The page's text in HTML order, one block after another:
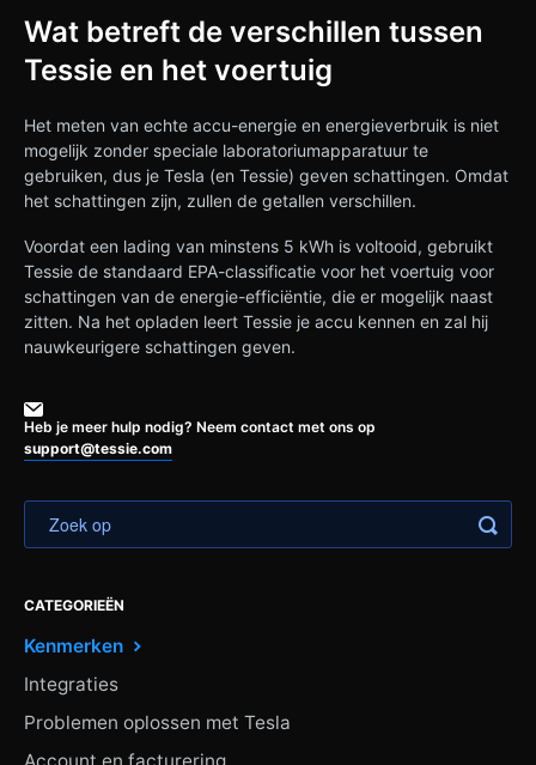
Wat betreft de verschillen tussen
Tessie en het voertuig
Het meten van echte accu-energie en energieverbruik is niet
mogelijk zonder speciale laboratoriumapparatuur te
gebruiken, dus je Tesla (en Tessie) geven schattingen. Omdat
het schattingen zijn, zullen de getallen verschillen.
Voordat een lading van minstens 5 kWh is voltooid, gebruikt
Tessie de standaard EPA-classificatie voor het voertuig voor
schattingen van de energie-efficiëntie, die er mogelijk naast
zitten. Na het opladen leert Tessie je accu kennen en zal hij
nauwkeurigere schattingen geven.
Heb je meer hulp nodig? Neem contact met ons op
support@tessie.com
CATEGORIEËN
Kenmerken
Integraties
Problemen oplossen met Tesla